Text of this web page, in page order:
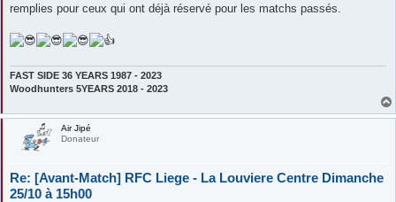
a
e
remplies pour ceux qui ont déjà réservé pour les matchs passés.
FAST SIDE 36 YEARS 1987 - 2023
Woodhunters 5YEARS 2018 - 2023
Air Jipé
Donateur
Re: [Avant-Match] RFC Liege - La Louviere Centre Dimanche
25/10 à 15h00